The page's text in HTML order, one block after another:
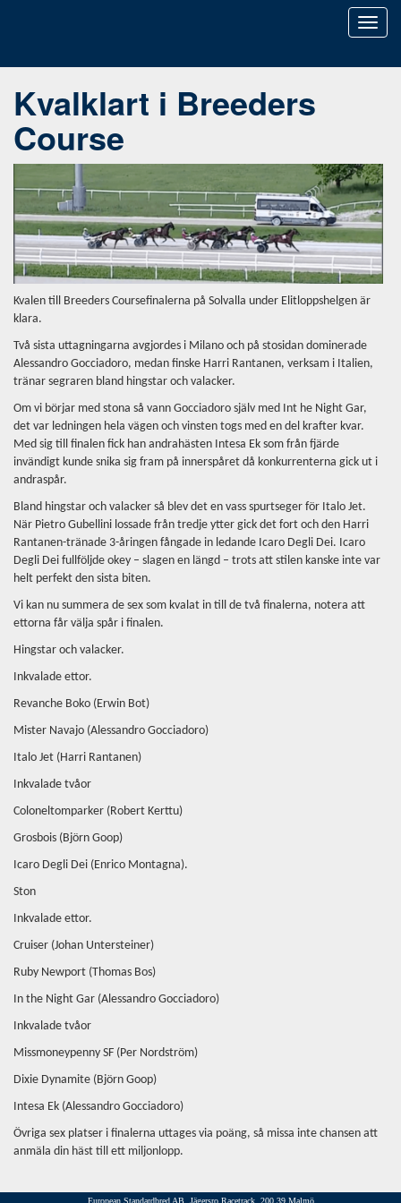
Toggle
Kvalklart i Breeders
Course
Kvalen till Breeders Coursefinalerna på Solvalla under Elitloppshelgen är
klara.
Två sista uttagningarna avgjordes i Milano och på stosidan dominerade
Alessandro Gocciadoro, medan finske Harri Rantanen, verksam i Italien,
tränar segraren bland hingstar och valacker.
Om vi börjar med stona så vann Gocciadoro själv med Int he Night Gar,
det var ledningen hela vägen och vinsten togs med en del krafter kvar.
Med sig till finalen fick han andrahästen Intesa Ek som från fjärde
invändigt kunde snika sig fram på innerspåret då konkurrenterna gick ut i
andraspår.
Bland hingstar och valacker så blev det en vass spurtseger för Italo Jet.
När Pietro Gubellini lossade från tredje ytter gick det fort och den Harri
Rantanen-tränade 3-åringen fångade in ledande Icaro Degli Dei. Icaro
Degli Dei fullföljde okey – slagen en längd – trots att stilen kanske inte var
helt perfekt den sista biten.
Vi kan nu summera de sex som kvalat in till de två finalerna, notera att
ettorna får välja spår i finalen.
Hingstar och valacker.
Inkvalade ettor.
Revanche Boko (Erwin Bot)
Mister Navajo (Alessandro Gocciadoro)
Italo Jet (Harri Rantanen)
Inkvalade tvåor
Coloneltomparker (Robert Kerttu)
Grosbois (Björn Goop)
Icaro Degli Dei (Enrico Montagna).
Ston
Inkvalade ettor.
Cruiser (Johan Untersteiner)
Ruby Newport (Thomas Bos)
In the Night Gar (Alessandro Gocciadoro)
Inkvalade tvåor
Missmoneypenny SF (Per Nordström)
Dixie Dynamite (Björn Goop)
Intesa Ek (Alessandro Gocciadoro)
Övriga sex platser i finalerna uttages via poäng, så missa inte chansen att
anmäla din häst till ett miljonlopp.
European Standardbred AB, Jägersro Racetrack, 200 39 Malmö